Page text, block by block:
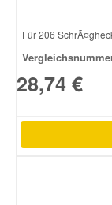
Für 206
28,74 €